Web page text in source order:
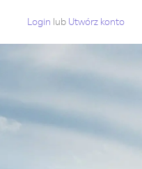
Login lub Utwórz konto